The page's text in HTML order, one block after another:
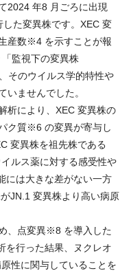
2024 年8 月ごろに出現
た変異株です。XEC 変
産数※4 を示すことが報
監視下の変異株
そのウイルス学的特性や
いませんでした。
析により、XEC 変異株の
ク質※6 の変異が寄与し
変異株を祖先株である
ルス薬に対する感受性や
には大きな差がない一方
JN.1 変異株より高い病原
、点変異※8 を導入した
行った結果、ヌクレオ
性に関与していることを